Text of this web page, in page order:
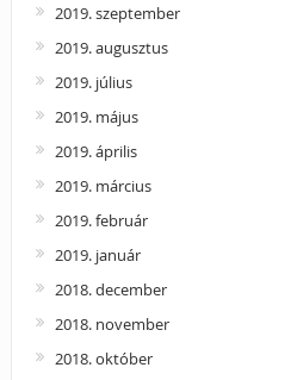
2019. szeptember
2019. augusztus
2019. július
2019. május
2019. április
2019. március
2019. február
2019. január
2018. december
2018. november
2018. október